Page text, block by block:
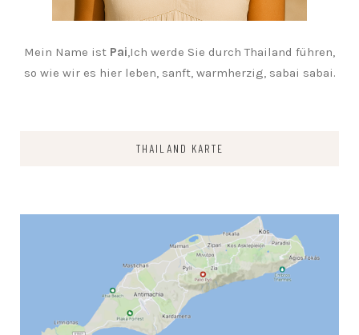
Mein Name ist Pai ,Ich werde Sie durch Thailand führen,
so wie wir es hier leben, sanft, warmherzig, sabai sabai.
THAILAND KARTE